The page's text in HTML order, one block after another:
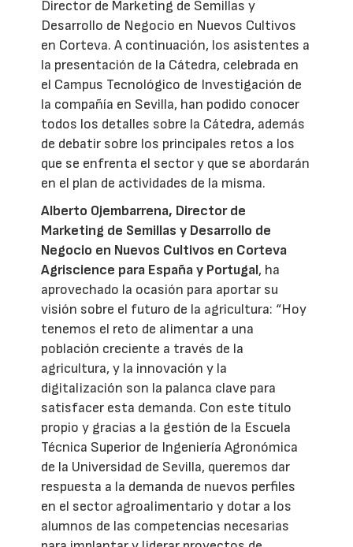
Director de Marketing de Semillas y
Desarrollo de Negocio en Nuevos Cultivos
en Corteva. A continuación, los asistentes a
la presentación de la Cátedra, celebrada en
el Campus Tecnológico de Investigación de
la compañía en Sevilla, han podido conocer
todos los detalles sobre la Cátedra, además
de debatir sobre los principales retos a los
que se enfrenta el sector y que se abordarán
en el plan de actividades de la misma.
Alberto Ojembarrena, Director de
Marketing de Semillas y Desarrollo de
Negocio en Nuevos Cultivos en Corteva
Agriscience para España y Portugal, ha
aprovechado la ocasión para aportar su
visión sobre el futuro de la agricultura: “Hoy
tenemos el reto de alimentar a una
población creciente a través de la
agricultura, y la innovación y la
digitalización son la palanca clave para
satisfacer esta demanda. Con este título
propio y gracias a la gestión de la Escuela
Técnica Superior de Ingeniería Agronómica
de la Universidad de Sevilla, queremos dar
respuesta a la demanda de nuevos perfiles
en el sector agroalimentario y dotar a los
alumnos de las competencias necesarias